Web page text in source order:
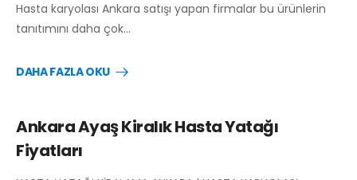
Hasta karyolası Ankara satışı yapan firmalar bu ürünlerin
tanıtımını daha çok…
DAHA FAZLA OKU
Ankara Ayaş Kiralık Hasta Yatağı
Fiyatları